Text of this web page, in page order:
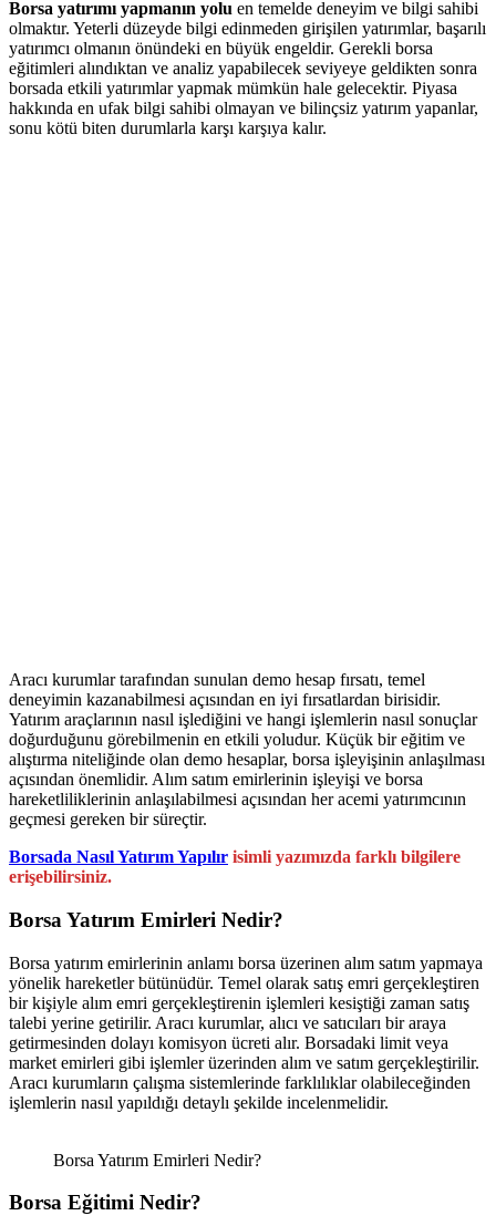
Borsa yatırımı yapmanın yolu en temelde deneyim ve bilgi sahibi
olmaktır. Yeterli düzeyde bilgi edinmeden girişilen yatırımlar, başarılı
yatırımcı olmanın önündeki en büyük engeldir. Gerekli borsa
eğitimleri alındıktan ve analiz yapabilecek seviyeye geldikten sonra
borsada etkili yatırımlar yapmak mümkün hale gelecektir. Piyasa
hakkında en ufak bilgi sahibi olmayan ve bilinçsiz yatırım yapanlar,
sonu kötü biten durumlarla karşı karşıya kalır.
Aracı kurumlar tarafından sunulan demo hesap fırsatı, temel
deneyimin kazanabilmesi açısından en iyi fırsatlardan birisidir.
Yatırım araçlarının nasıl işlediğini ve hangi işlemlerin nasıl sonuçlar
doğurduğunu görebilmenin en etkili yoludur. Küçük bir eğitim ve
alıştırma niteliğinde olan demo hesaplar, borsa işleyişinin anlaşılması
açısından önemlidir. Alım satım emirlerinin işleyişi ve borsa
hareketliliklerinin anlaşılabilmesi açısından her acemi yatırımcının
geçmesi gereken bir süreçtir.
Borsada Nasıl Yatırım Yapılır isimli yazımızda farklı bilgilere
erişebilirsiniz.
Borsa Yatırım Emirleri Nedir?
Borsa yatırım emirlerinin anlamı borsa üzerinen alım satım yapmaya
yönelik hareketler bütünüdür. Temel olarak satış emri gerçekleştiren
bir kişiyle alım emri gerçekleştirenin işlemleri kesiştiği zaman satış
talebi yerine getirilir. Aracı kurumlar, alıcı ve satıcıları bir araya
getirmesinden dolayı komisyon ücreti alır. Borsadaki limit veya
market emirleri gibi işlemler üzerinden alım ve satım gerçekleştirilir.
Aracı kurumların çalışma sistemlerinde farklılıklar olabileceğinden
işlemlerin nasıl yapıldığı detaylı şekilde incelenmelidir.
Borsa Yatırım Emirleri Nedir?
Borsa Eğitimi Nedir?